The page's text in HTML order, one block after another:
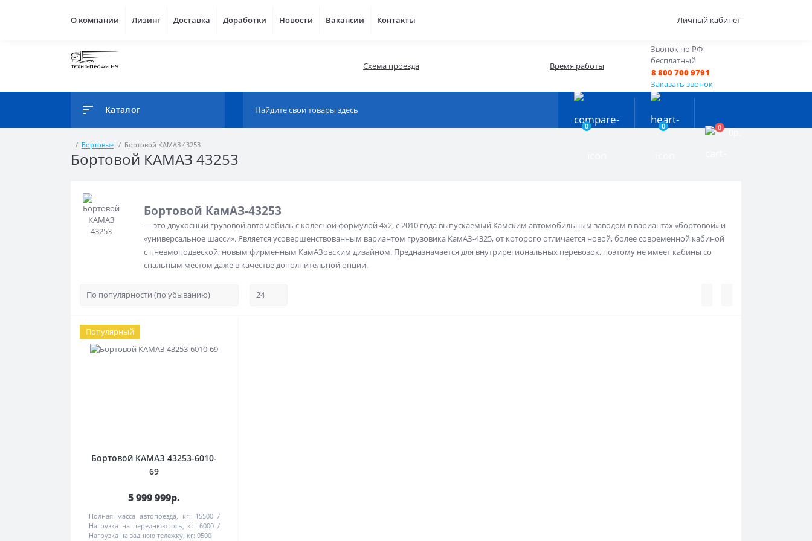
О компании Лизинг Доставка Доработки Новости Вакансии Контакты Личный кабинет
Схема проезда Время работы
Звонок по РФ
бесплатный
8 800 700 9791
Заказать звонок
Каталог
0 0 0
Бортовые Бортовой КАМАЗ 43253
Бортовой КАМАЗ 43253
Бортовой КамАЗ-43253
— это двухосный грузовой автомобиль с колёсной формулой 4х2, с 2010 года выпускаемый Камским автомобильным заводом в вариантах «бортовой» и
«универсальное шасси». Является усовершенствованным вариантом грузовика КамАЗ-4325, от которого отличается новой, более современной кабиной
с пневмоподвеской; новым фирменным КамАЗовским дизайном. Предназначается для внутрирегиональных перевозок, поэтому не имеет кабины со
спальным местом даже в качестве дополнительной опции.
Популярный
Бортовой КАМАЗ 43253-6010-
69
5 999 999р.
Полная масса автопоезда, кг: 15500
Нагрузка на переднюю ось, кг: 6000
Нагрузка на заднюю тележку, кг: 9500